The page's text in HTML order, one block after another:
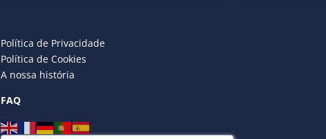
Política de Privacidade
Política de Cookies
A nossa história
FAQ